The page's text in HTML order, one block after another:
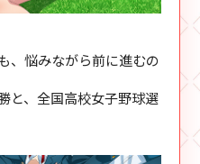
、悩みながら前に進むの
と、全国高校女子野球選